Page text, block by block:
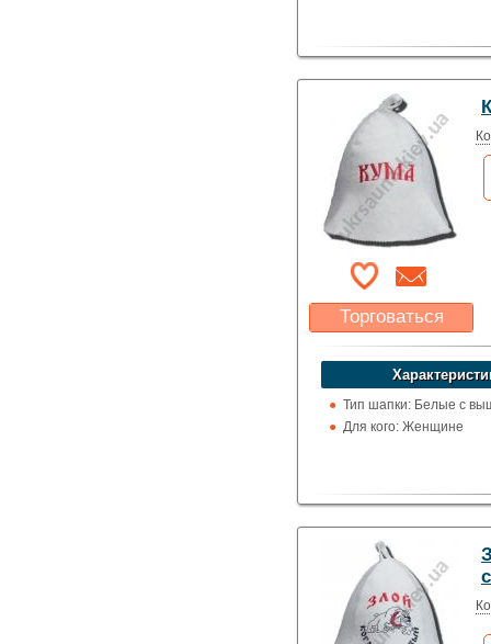
Торговаться
Какая цена Вас
устроит?
Указать цену
Тип шапки: Белые с
Для кого: Женщине